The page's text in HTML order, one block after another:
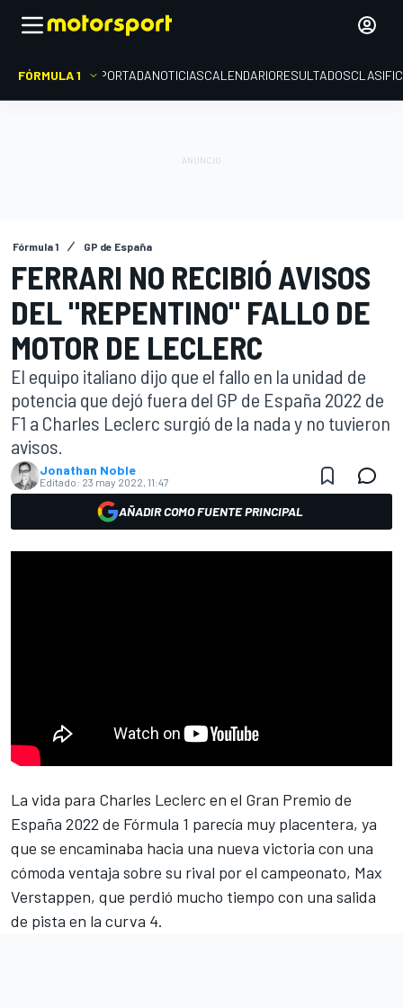
FÓRMULA 1 PORTADANOTICIASCALENDARIORESULTADOS
Fórmula 1 GP de España
FERRARI NO RECIBIÓ AVISOS
DEL "REPENTINO" FALLO DE
MOTOR DE LECLERC
El equipo italiano dijo que el fallo en la unidad de
potencia que dejó fuera del GP de España 2022 de
F1 a Charles Leclerc surgió de la nada y no tuvieron
avisos.
Jonathan Noble
Editado: 23 may 2022, 11:47
AÑADIR COMO FUENTE PRINCIPAL
La vida para Charles Leclerc en el Gran Premio de
España 2022 de Fórmula 1 parecía muy placentera, ya
que se encaminaba hacia una nueva victoria con una
cómoda ventaja sobre su rival por el campeonato, Max
Verstappen, que perdió mucho tiempo con una salida
de pista en la curva 4.